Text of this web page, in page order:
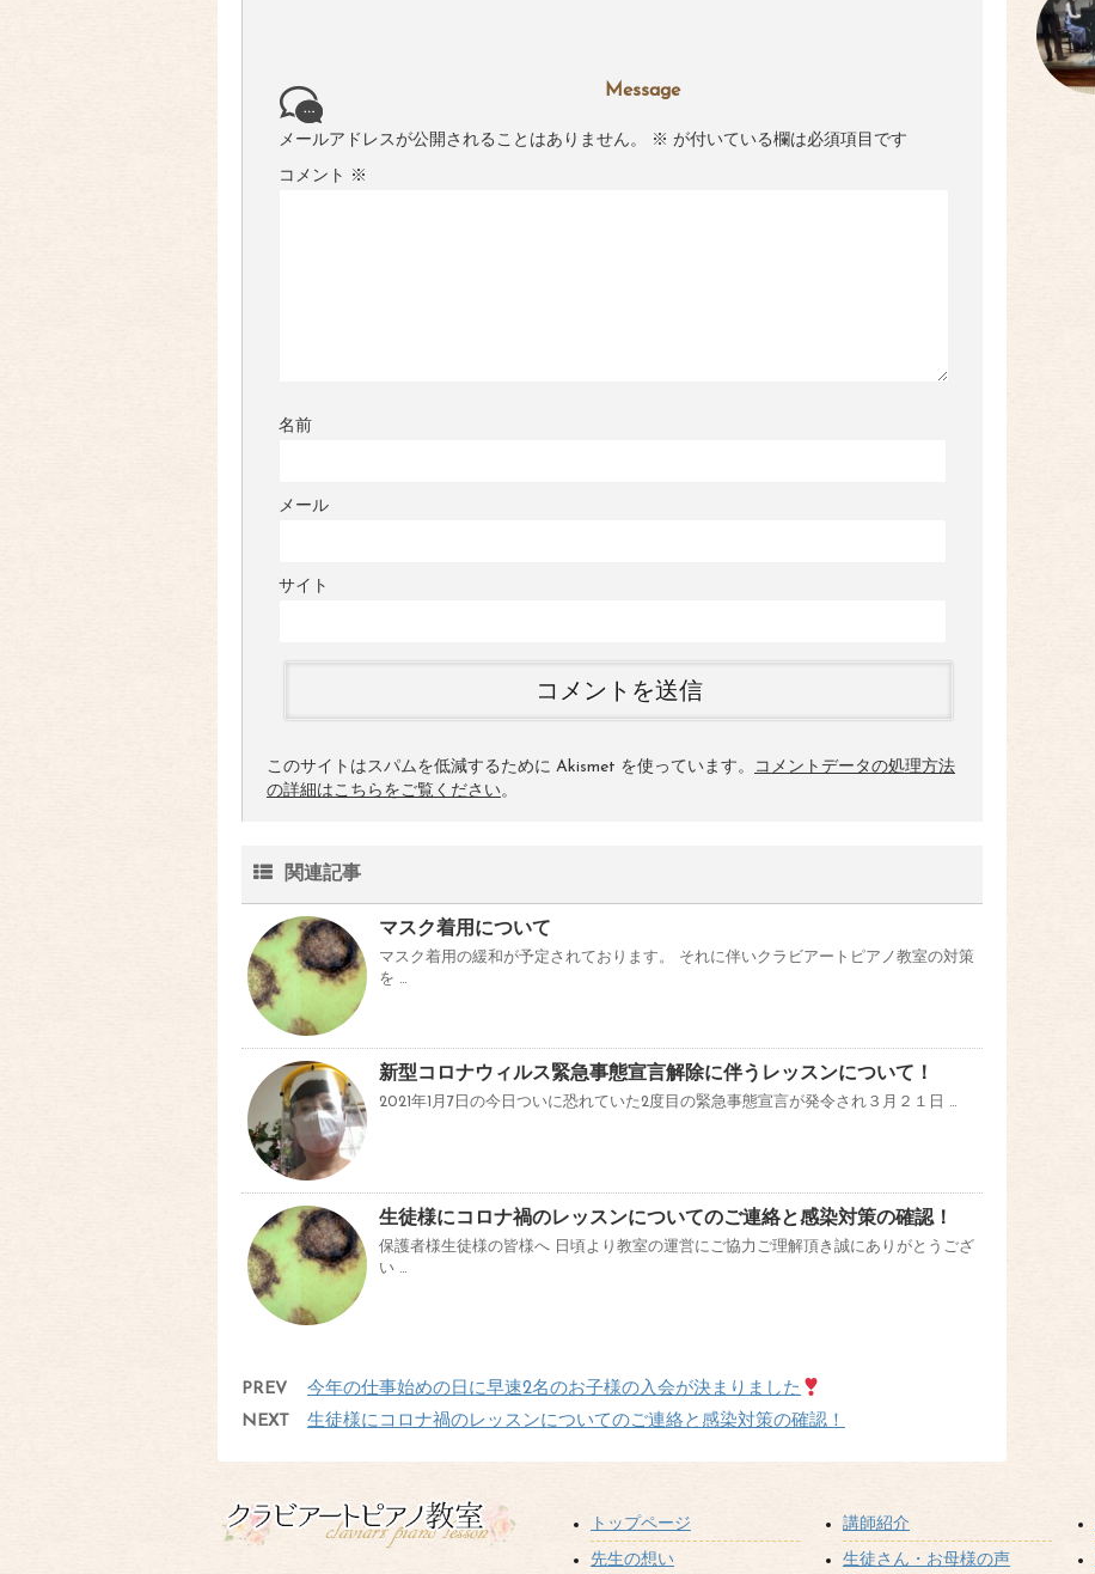
Message
メールアドレスが公開されることはありません。 ※ が付いている欄は必須項目です
コメント ※
名前
メール
サイト
このサイトはスパムを低減するために Akismet を使っています。
コメントデータの処理方法
の詳細はこちらをご覧ください。
関連記事
マスク着用について
マスク着用の緩和が予定されております。 それに伴いクラビアートピアノ教室の対策
を …
新型コロナウィルス緊急事態宣言解除に伴うレッスンについて！
2021年1月7日の今日ついに恐れていた2度目の緊急事態宣言が発令され３月２１日 …
生徒様にコロナ禍のレッスンについてのご連絡と感染対策の確認！
保護者様生徒様の皆様へ 日頃より教室の運営にご協力ご理解頂き誠にありがとうござ
い …
PREV
今年の仕事始めの日に早速2名のお子様の入会が決まりました
NEXT
生徒様にコロナ禍のレッスンについてのご連絡と感染対策の確認！
トップページ
先生の想い
講師紹介
生徒さん・お母様の声